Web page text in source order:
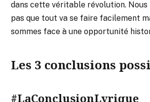
dans cette véritable révolution. Nous
pas que tout va se faire facilement
sommes face à une opportunité
Les 3 conclusions
#LaConclusionLyrique